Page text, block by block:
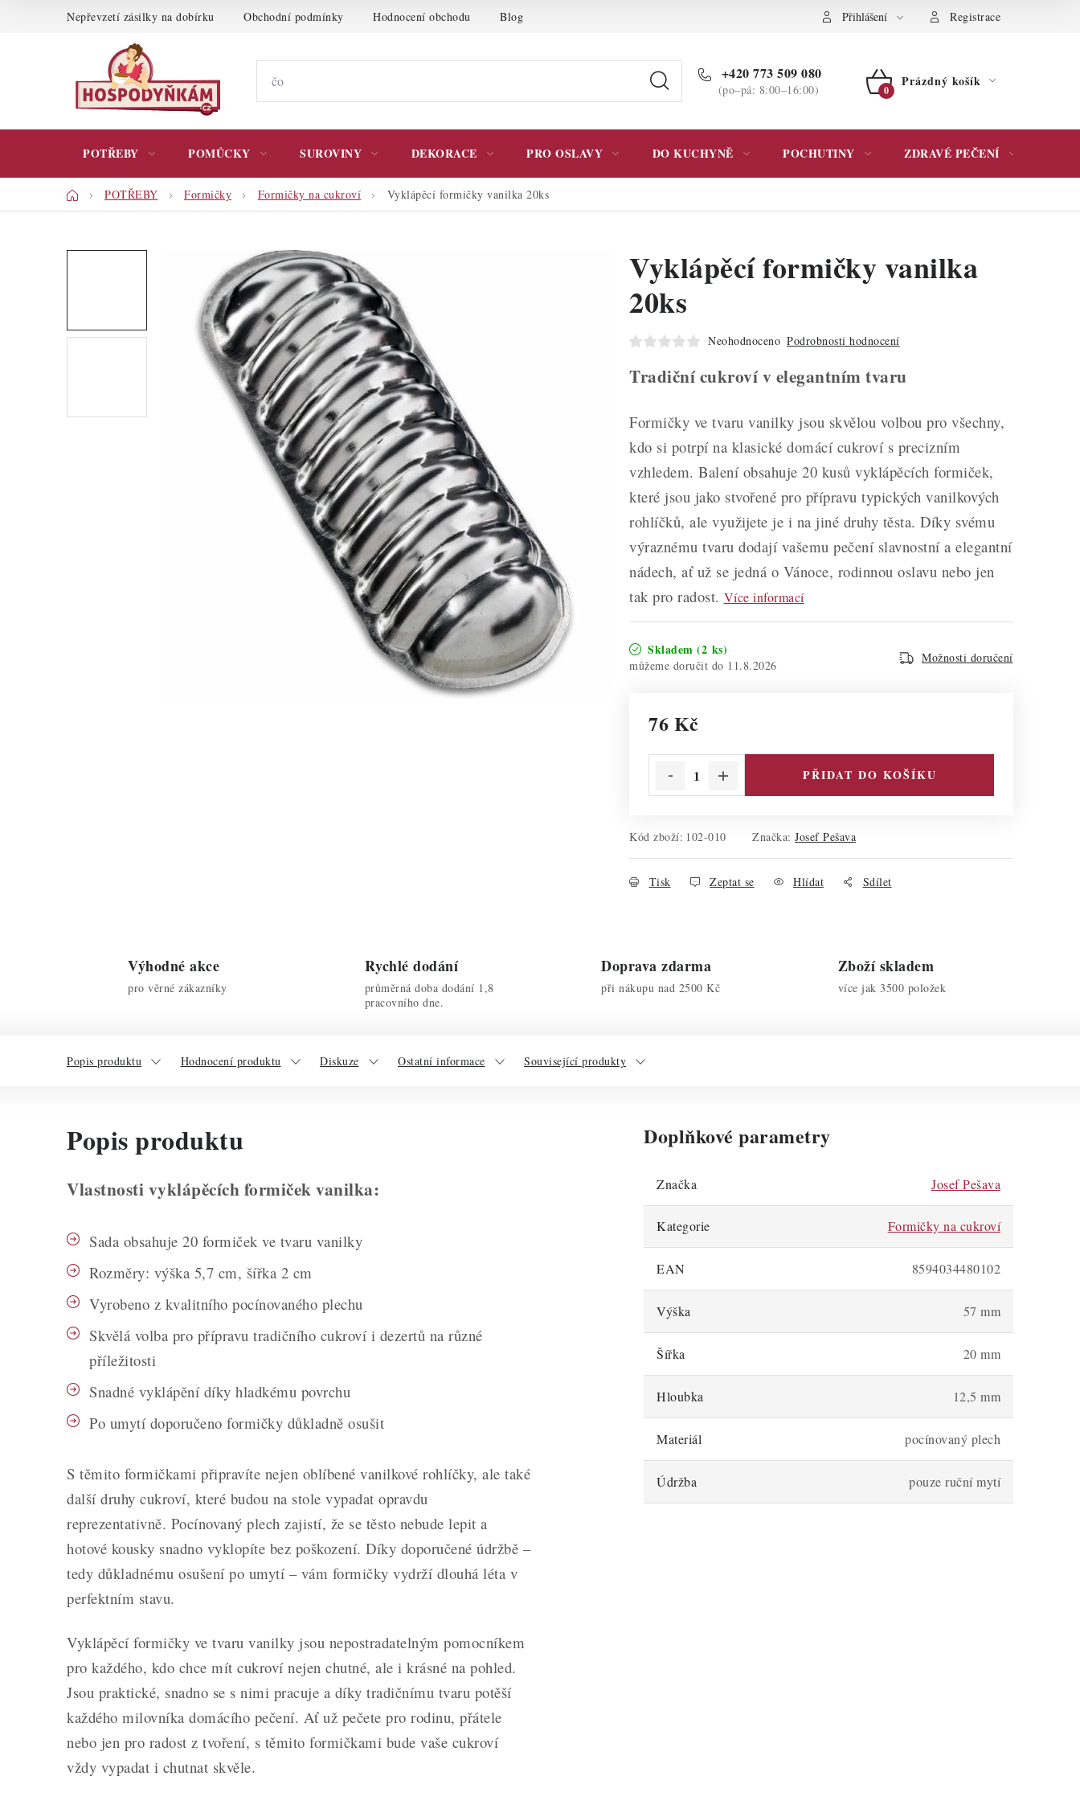
Nepřevzetí zásilky na dobírku Obchodní podmínky Hodnocení obchodu Blog Podmínky ochrany osobních údajů Přihlášení Registrace
+420 773 509 080
(po–pá: 8:00–16:00)
NÁKUPNÍ
Prázdný košík
POTŘEBY POMŮCKY SUROVINY DEKORACE PRO OSLAVY DO KUCHYNĚ POCHUTINY ZDRAVÉ PEČENÍ
DomůPOTŘEBY Formičky Formičky na cukroví Vyklápěcí formičky vanilka 20ks
Vyklápěcí formičky vanilka
20ks
Neohodnoceno Podrobnosti hodnocení
Tradiční cukroví v elegantním tvaru
Formičky ve tvaru vanilky jsou skvělou volbou pro všechny,
kdo si potrpí na klasické domácí cukroví s precizním
vzhledem. Balení obsahuje 20 kusů vyklápěcích formiček,
které jsou jako stvořené pro přípravu typických vanilkových
rohlíčků, ale využijete je i na jiné druhy těsta. Díky svému
výraznému tvaru dodají vašemu pečení slavnostní a elegantní
nádech, ať už se jedná o Vánoce, rodinnou oslavu nebo jen
tak pro radost. Více informací
Skladem (2 ks)
11.8.2026
Možnosti doručení
76 Kč
PŘIDAT DO KOŠÍKU
Kód zboží: 102-010 Značka: Josef Pešava
Tisk Zeptat se Hlídat Sdílet
Výhodné akce
pro věrné zákazníky
Rychlé dodání
průměrná doba dodání 1,8
pracovního dne.
Doprava zdarma
při nákupu nad 2500 Kč
Zboží skladem
více jak 3500 položek
Popis produktu Hodnocení produktu Diskuze Ostatní informace Související produkty
Popis produktu
Vlastnosti vyklápěcích formiček vanilka:
Sada obsahuje 20 formiček ve tvaru vanilky
Rozměry: výška 5,7 cm, šířka 2 cm
Vyrobeno z kvalitního pocínovaného plechu
Skvělá volba pro přípravu tradičního cukroví i dezertů na různé
příležitosti
Snadné vyklápění díky hladkému povrchu
Po umytí doporučeno formičky důkladně osušit
S těmito formičkami připravíte nejen oblíbené vanilkové rohlíčky, ale také
další druhy cukroví, které budou na stole vypadat opravdu
reprezentativně. Pocínovaný plech zajistí, že se těsto nebude lepit a
hotové kousky snadno vyklopíte bez poškození. Díky doporučené údržbě –
tedy důkladnému osušení po umytí – vám formičky vydrží dlouhá léta v
perfektním stavu.
Vyklápěcí formičky ve tvaru vanilky jsou nepostradatelným pomocníkem
pro každého, kdo chce mít cukroví nejen chutné, ale i krásné na pohled.
Jsou praktické, snadno se s nimi pracuje a díky tradičnímu tvaru potěší
každého milovníka domácího pečení. Ať už pečete pro rodinu, přátele
nebo jen pro radost z tvoření, s těmito formičkami bude vaše cukroví
vždy vypadat i chutnat skvěle.
Doplňkové parametry
Značka Josef Pešava
Kategorie Formičky na cukroví
EAN 8594034480102
Výška 57 mm
Šířka 20 mm
Hloubka 12,5 mm
Materiál pocínovaný plech
Údržba pouze ruční mytí